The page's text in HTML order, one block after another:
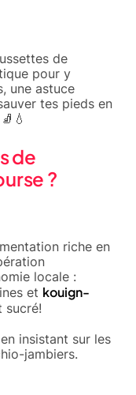
de
pour y
une astuce
tes pieds en
de
?
riche en
locale :
et kouign-
sucré!
insistant sur les
jambiers.